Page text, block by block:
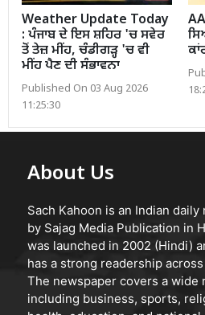
Weather Update Today
: ਪੰਜਾਬ ਦੇ ਇਸ ਸ਼ਹਿਰ 'ਚ ਸਵੇਰ
ਤੋਂ ਤੇਜ਼ ਮੀਂਹ, ਚੰਡੀਗੜ੍ਹ 'ਚ ਵੀ
ਮੀਂਹ ਪੈਣ ਦੀ ਸੰਭਾਵਨਾ
Published On 03 Aug 2026
11:25:30
About Us
Sach Kahoon is an Indian
by Sajag Media Publication in
was launched in 2002 (Hindi)
has a strong readership
The newspaper covers a wide
including business, sports,